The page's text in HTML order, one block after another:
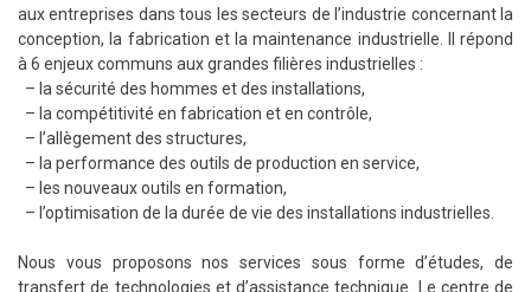
aux entreprises dans tous les secteurs de l’industrie concernant la
conception, la fabrication et la maintenance industrielle. Il répond
à 6 enjeux communs aux grandes filières industrielles :
– la sécurité des hommes et des installations,
– la compétitivité en fabrication et en contrôle,
– l’allègement des structures,
– la performance des outils de production en service,
– les nouveaux outils en formation,
– l’optimisation de la durée de vie des installations industrielles.
Nous vous proposons nos services sous forme d’études, de
transfert de technologies et d’assistance technique. Le centre de